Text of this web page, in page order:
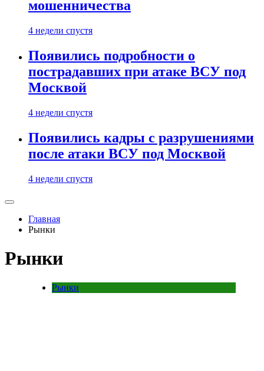
мошенничества
4 недели спустя
Появились подробности о
пострадавших при атаке ВСУ под
Москвой
4 недели спустя
Появились кадры с разрушениями
после атаки ВСУ под Москвой
4 недели спустя
Главная
Рынки
Рынки
Рынки